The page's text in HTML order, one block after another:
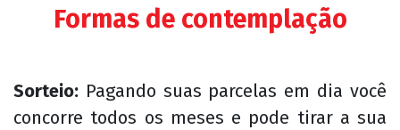
Formas de contemplação
Sorteio: Pagando suas parcelas em dia você
concorre todos os meses e pode tirar a sua